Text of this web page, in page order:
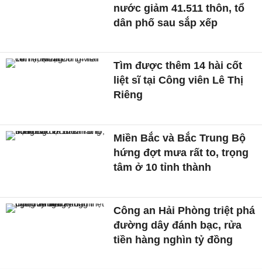
nước giảm 41.511 thôn, tổ
dân phố sau sắp xếp
Tìm được thêm 14 hài cốt
liệt sĩ tại Công viên Lê Thị
Riêng
Miền Bắc và Bắc Trung Bộ
hứng đợt mưa rất to, trọng
tâm ở 10 tỉnh thành
Công an Hải Phòng triệt phá
đường dây đánh bạc, rửa
tiền hàng nghìn tỷ đồng